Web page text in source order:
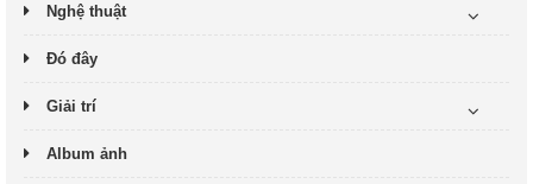
Nghệ thuật
Đó đây
Giải trí
Album ảnh